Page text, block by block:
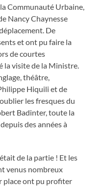
Communauté Urbaine,
Nancy Chaynesse
De
et ont pu faire la
de courtes
visite de la Ministre.
théâtre,
Hiquili et de
les fresques du
Badinter, toute la
des années à
de la partie ! Et les
venus nombreux
place ont pu profiter